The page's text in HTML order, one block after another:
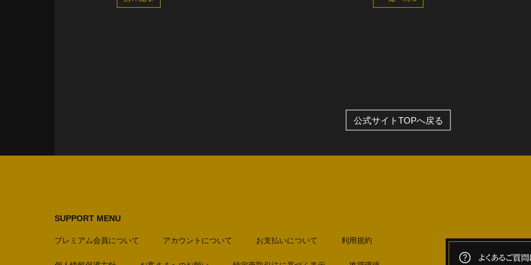
公式サイトTOPへ戻る
SUPPORT MENU
プレミアム会員について アカウントについて お支払いについて 利用規約
よくあるご質問